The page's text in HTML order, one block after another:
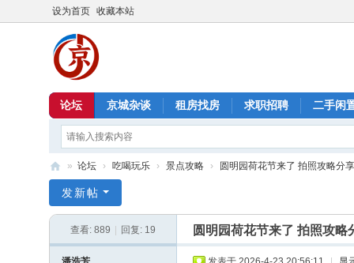
设为首页 收藏本站
论坛 京城杂谈 租房找房 求职招聘 二手闲
京
» 论坛 › 吃喝玩乐 › 景点攻略 › 圆明园荷花节来了 拍照攻略分享
发新帖
查看: 889 回复: 19 圆明园荷花节来了 拍照攻略